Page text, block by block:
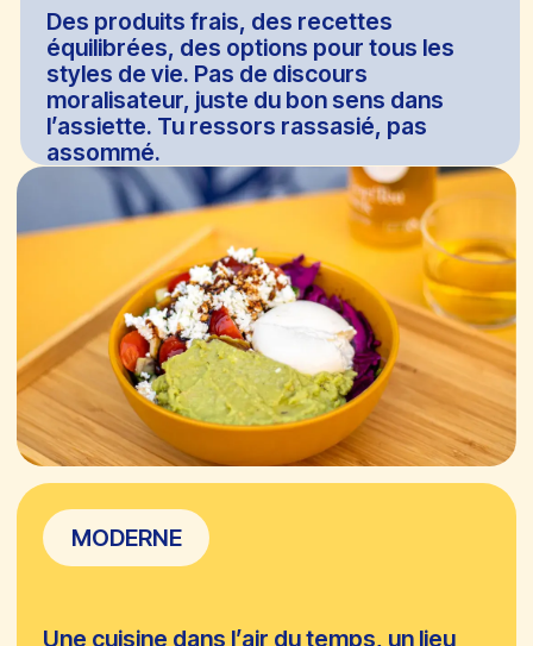
LIVRAISON
Oui, ça devrait être la norme.
À COMPOSER,
TOUT SIMPLEMENT
MANGE VITE. MANGE BIEN. COMPOSE
LIBREMENT.
PITAS
BOWLS
1 BASE
MEDIUM LARGE
01
12,90 €